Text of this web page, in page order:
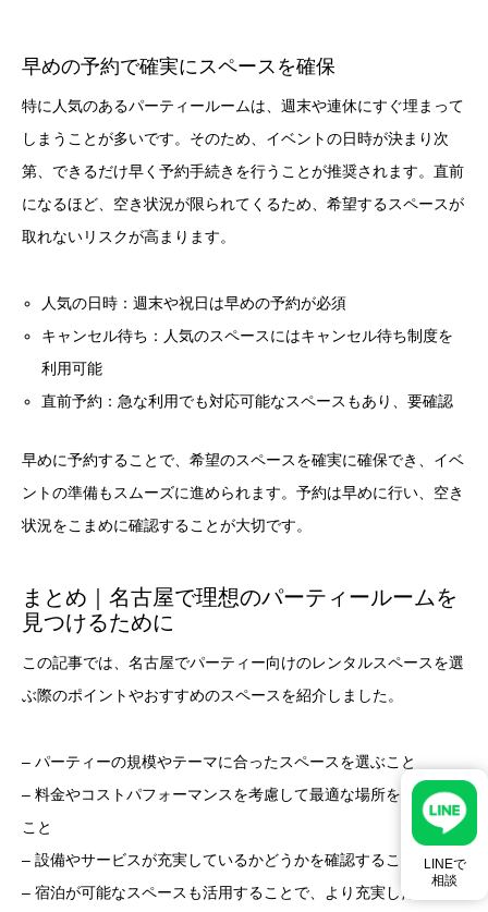
早めの予約で確実にスペースを確保
特に人気のあるパーティールームは、週末や連休にすぐ埋まって
しまうことが多いです。そのため、イベントの日時が決まり次
第、できるだけ早く予約手続きを行うことが推奨されます。直前
になるほど、空き状況が限られてくるため、希望するスペースが
取れないリスクが高まります。
人気の日時：週末や祝日は早めの予約が必須
キャンセル待ち：人気のスペースにはキャンセル待ち制度を
利用可能
直前予約：急な利用でも対応可能なスペースもあり、要確認
早めに予約することで、希望のスペースを確実に確保でき、イベ
ントの準備もスムーズに進められます。予約は早めに行い、空き
状況をこまめに確認することが大切です。
まとめ｜名古屋で理想のパーティールームを
見つけるために
この記事では、名古屋でパーティー向けのレンタルスペースを選
ぶ際のポイントやおすすめのスペースを紹介しました。
– パーティーの規模やテーマに合ったスペースを選ぶこと
– 料金やコストパフォーマンスを考慮して最適な場所を見つける
こと
– 設備やサービスが充実しているかどうかを確認すること
– 宿泊が可能なスペースも活用することで、より充実したパーテ
LINEで
相談